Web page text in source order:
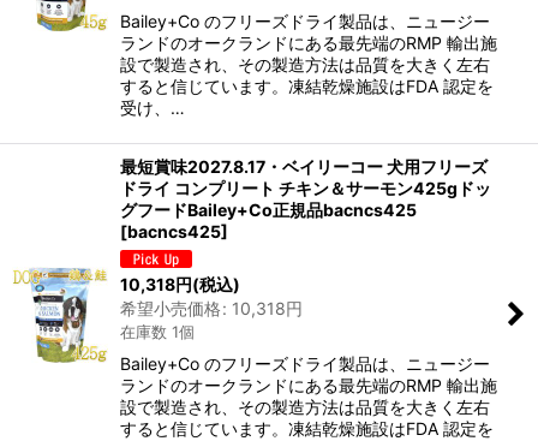
Bailey+Co のフリーズドライ製品は、ニュージー
ランドのオークランドにある最先端のRMP 輸出施
設で製造され、その製造方法は品質を大きく左右
すると信じています。凍結乾燥施設はFDA 認定を
受け、…
最短賞味2027.8.17・ベイリーコー 犬用フリーズ
ドライ コンプリート チキン＆サーモン425gドッ
グフードBailey+Co正規品bacncs425
[bacncs425]
10,318円(税込)
希望小売価格: 10,318円
在庫数 1個
Bailey+Co のフリーズドライ製品は、ニュージー
ランドのオークランドにある最先端のRMP 輸出施
設で製造され、その製造方法は品質を大きく左右
すると信じています。凍結乾燥施設はFDA 認定を